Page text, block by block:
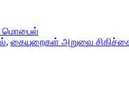
மொபைல்
, கையுறைகள் அறுவை சிகிச்சை